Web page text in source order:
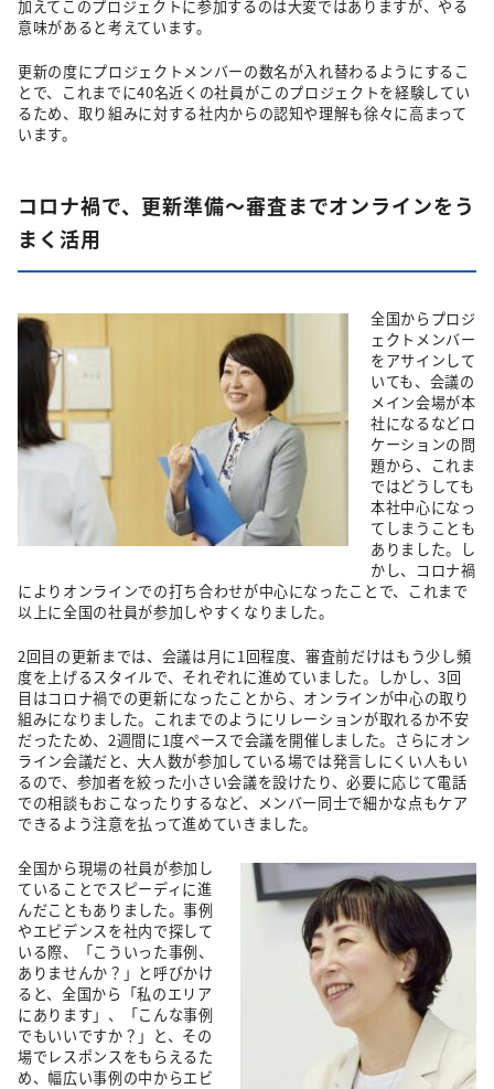
加えてこのプロジェクトに参加するのは大変ではありますが、やる
意味があると考えています。
更新の度にプロジェクトメンバーの数名が入れ替わるようにするこ
とで、これまでに40名近くの社員がこのプロジェクトを経験してい
るため、取り組みに対する社内からの認知や理解も徐々に高まって
います。
コロナ禍で、更新準備～審査までオンラインをう
まく活用
全国からプロジ
ェクトメンバー
をアサインして
いても、会議の
メイン会場が本
社になるなどロ
ケーションの問
題から、これま
ではどうしても
本社中心になっ
てしまうことも
ありました。し
かし、コロナ禍
によりオンラインでの打ち合わせが中心になったことで、これまで
以上に全国の社員が参加しやすくなりました。
2回目の更新までは、会議は月に1回程度、審査前だけはもう少し頻
度を上げるスタイルで、それぞれに進めていました。しかし、3回
目はコロナ禍での更新になったことから、オンラインが中心の取り
組みになりました。これまでのようにリレーションが取れるか不安
だったため、2週間に1度ペースで会議を開催しました。さらにオン
ライン会議だと、大人数が参加している場では発言しにくい人もい
るので、参加者を絞った小さい会議を設けたり、必要に応じて電話
での相談もおこなったりするなど、メンバー同士で細かな点もケア
できるよう注意を払って進めていきました。
全国から現場の社員が参加し
ていることでスピーディに進
んだこともありました。事例
やエビデンスを社内で探して
いる際、「こういった事例、
ありませんか？」と呼びかけ
ると、全国から「私のエリア
にあります」、「こんな事例
でもいいですか？」と、その
場でレスポンスをもらえるた
め、幅広い事例の中からエビ